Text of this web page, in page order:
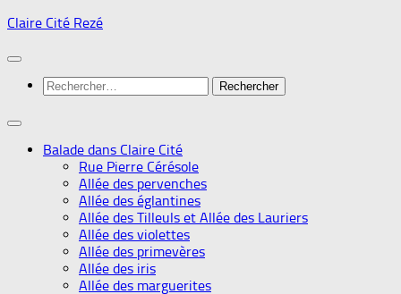
Skip
content
Claire Cité Rezé
Rechercher :
Balade dans Claire Cité
Rue Pierre Cérésole
Allée des pervenches
Allée des églantines
Allée des Tilleuls et Allée des Lauriers
Allée des violettes
Allée des primevères
Allée des iris
Allée des marguerites